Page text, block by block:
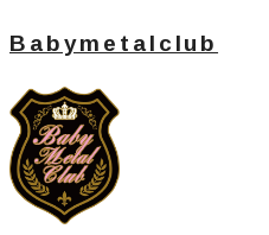
Babymetalclub